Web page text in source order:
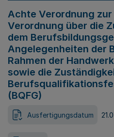
Achte Verordnung
Verordnung über die
dem
Angelegenheiten der
Rahmen der
sowie die
(BQFG)
Ausfertigungsdatum